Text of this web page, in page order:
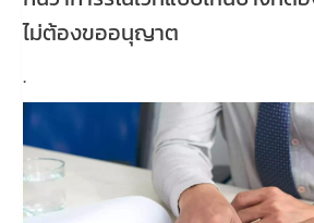
ไม่ต้องขออนุญาต
.